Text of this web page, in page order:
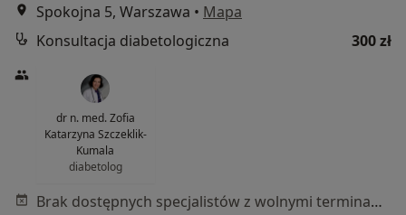
Spokojna 5, Warszawa • Mapa
Konsultacja diabetologiczna
300 zł
dr n. med. Zofia
Katarzyna Szczeklik-
Kumala
diabetolog
Brak dostępnych specjalistów z wolnymi terminami w tym centrum medycznym.